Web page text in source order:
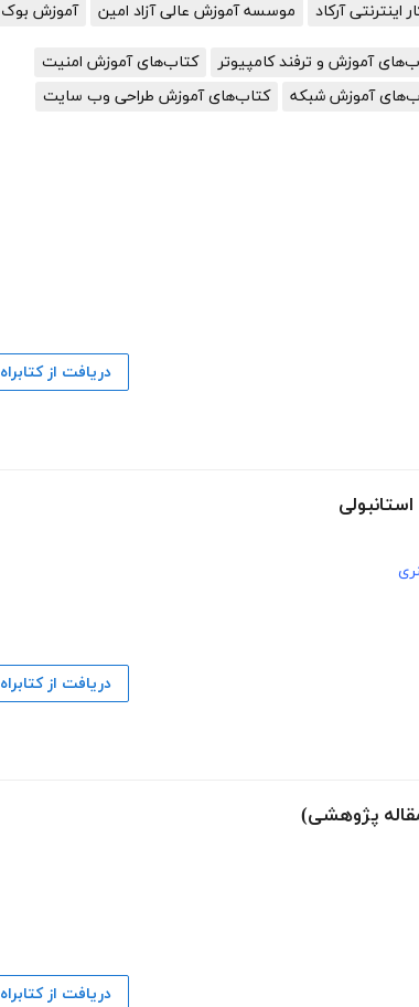
آرکاد موسسه آموزش عالی آزاد امین آموزش بوک
آموزش و ترفند کامپیوتر
کتاب‌های آموزش امنیت
آموزش شبکه
کتاب‌های آموزش طراحی وب سایت
دریافت از کتابراه
دریافت از کتابراه
پژوهشی)
دریافت از کتابراه